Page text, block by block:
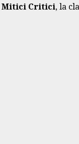
Mitici Critici, la